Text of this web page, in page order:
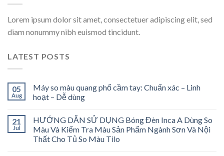
Lorem ipsum dolor sit amet, consectetuer adipiscing elit, sed
diam nonummy nibh euismod tincidunt.
LATEST POSTS
05
Aug
Máy so màu quang phổ cầm tay: Chuẩn xác – Linh
hoạt – Dễ dùng
21
Jul
HƯỚNG DẪN SỬ DỤNG Bóng Đèn Inca A Dùng So
Màu Và Kiểm Tra Màu Sản Phẩm Ngành Sơn Và Nội
Thất Cho Tủ So Màu Tilo